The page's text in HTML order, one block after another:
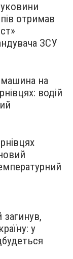
отримав
ЗСУ
на
водій
загинув,
у